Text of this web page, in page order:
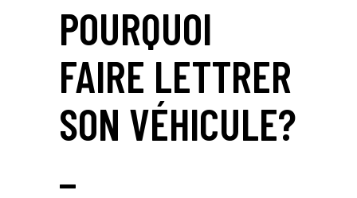
POURQUOI
FAIRE LETTRER
SON VÉHICULE?
_